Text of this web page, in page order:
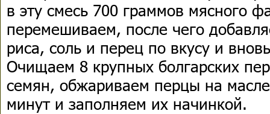
в эту смесь 700 граммов мясного
перемешиваем, после чего
риса, соль и перец по вкусу и
Очищаем 8 крупных болгарских
семян, обжариваем перцы на
минут и заполняем их начинкой.